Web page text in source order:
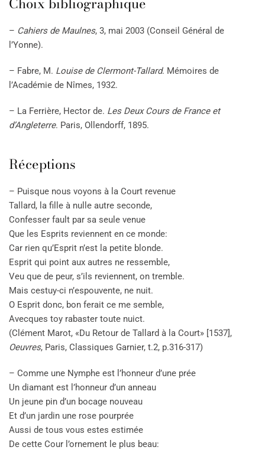
– Cahiers de Maulnes, 3, mai 2003 (Conseil Général de
l’Yonne).
– Fabre, M. Louise de Clermont-Tallard. Mémoires de
l’Académie de Nîmes, 1932.
– La Ferrière, Hector de. Les Deux Cours de France et
d’Angleterre. Paris, Ollendorff, 1895.
Réceptions
– Puisque nous voyons à la Court revenue
Tallard, la fille à nulle autre seconde,
Confesser fault par sa seule venue
Que les Esprits reviennent en ce monde:
Car rien qu’Esprit n’est la petite blonde.
Esprit qui point aux autres ne ressemble,
Veu que de peur, s’ils reviennent, on tremble.
Mais cestuy-ci n’espouvente, ne nuit.
O Esprit donc, bon ferait ce me semble,
Avecques toy rabaster toute nuict.
(Clément Marot, «Du Retour de Tallard à la Court» [1537],
Oeuvres, Paris, Classiques Garnier, t.2, p.316-317)
– Comme une Nymphe est l’honneur d’une prée
Un diamant est l’honneur d’un anneau
Un jeune pin d’un bocage nouveau
Et d’un jardin une rose pourprée
Aussi de tous vous estes estimée
De cette Cour l’ornement le plus beau: